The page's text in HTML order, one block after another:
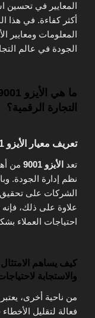
المعايير في تحسين
أكثر كفاءة. في هذا
الجودة في عالم
التجارة الرقمية؟
تعريف معيار الأيزو 9001 ودوره في تحسين نظم الإدارة
تعد الأيزو 9001
من
نظم إدارة الجودة.
الشركات على تحقيق
علاوة على ذلك، فإنه
احتياجات العملاء
والاستجابة
فعالة لتقليل